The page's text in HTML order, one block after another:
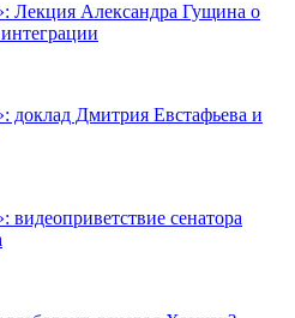
Лекция Александра Гущина о
доклад Дмитрия Евстафьева и
видеоприветствие сенатора